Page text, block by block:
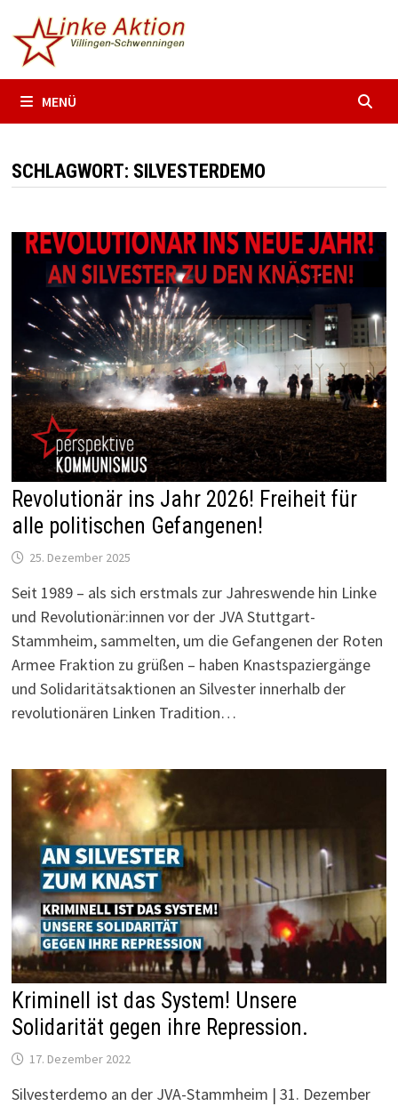
Inhalt
springen
MENÜ
SCHLAGWORT: SILVESTERDEMO
Revolutionär ins Jahr 2026! Freiheit für
alle politischen Gefangenen!
25. Dezember 2025
Seit 1989 – als sich erstmals zur Jahreswende hin Linke
und Revolutionär:innen vor der JVA Stuttgart-
Stammheim, sammelten, um die Gefangenen der Roten
Armee Fraktion zu grüßen – haben Knastspaziergänge
und Solidaritätsaktionen an Silvester innerhalb der
revolutionären Linken Tradition…
Kriminell ist das System! Unsere
Solidarität gegen ihre Repression.
17. Dezember 2022
Silvesterdemo an der JVA-Stammheim | 31. Dezember